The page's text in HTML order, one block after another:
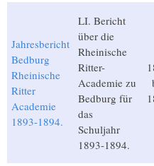
Jahresbericht
Bedburg
Rheinische
Ritter
Academie
1893-1894.
LI. Bericht
über die
Rheinische
Ritter-
Academie zu
Bedburg für
das
Schuljahr
1893-1894.